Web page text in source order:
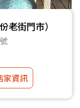
老街門市）
家資訊